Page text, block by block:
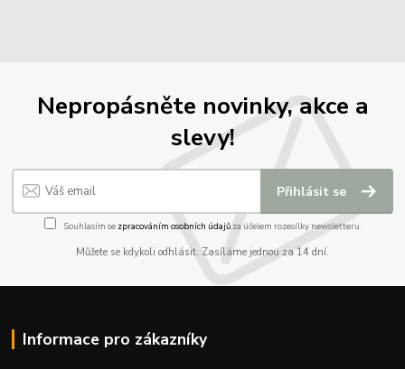
Nepropásněte novinky, akce a
slevy!
Přihlásit se
Souhlasím se zpracováním osobních údajůza účelem rozesílky newsletteru.
Můžete se kdykoli odhlásit. Zasíláme jednou za 14 dní.
Informace pro zákazníky